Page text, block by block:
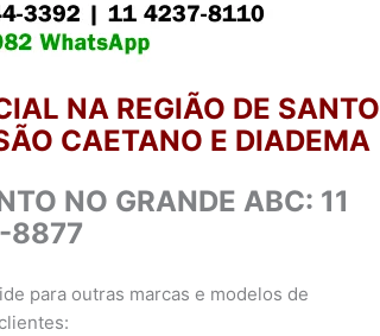
NA REGIÃO DE SANTO
CAETANO E DIADEMA
NO GRANDE ABC: 11
8877
para outras marcas e modelos de